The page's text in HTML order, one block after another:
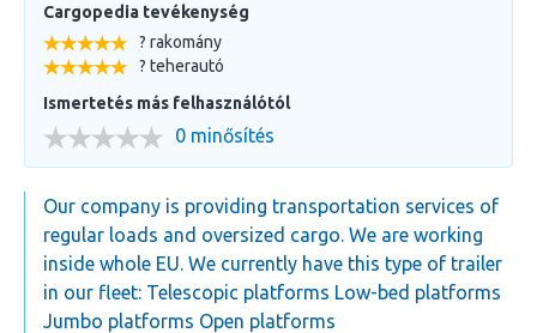
Cargopedia tevékenység
? rakomány
? teherautó
Ismertetés más felhasználótól
0 minősítés
Our company is providing transportation services of
regular loads and oversized cargo. We are working
inside whole EU. We currently have this type of trailer
in our fleet: Telescopic platforms Low-bed platforms
Jumbo platforms Open platforms